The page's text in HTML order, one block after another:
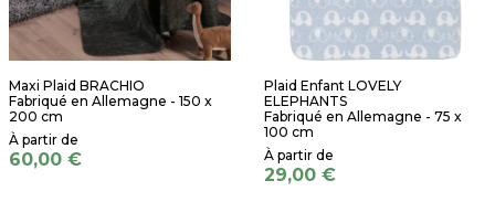
Maxi Plaid BRACHIO
Fabriqué en Allemagne - 150 x
200 cm
60,00 €
Plaid Enfant LOVELY
ELEPHANTS
Fabriqué en Allemagne - 75 x
100 cm
29,00 €